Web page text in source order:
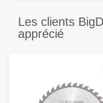
Les clients
apprécié